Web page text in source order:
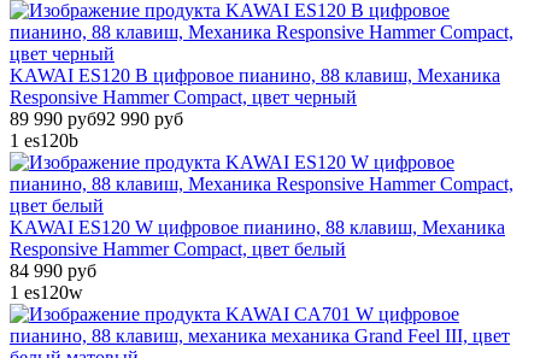
KAWAI ES120 B цифровое пианино, 88 клавиш, Механика
Responsive Hammer Compact, цвет черный
89 990 руб92 990 руб
1 es120b
KAWAI ES120 W цифровое пианино, 88 клавиш, Механика
Responsive Hammer Compact, цвет белый
84 990 руб
1 es120w